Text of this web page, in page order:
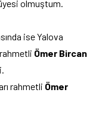
olmuştum.
ise Yalova
rahmetli Ömer Bircan
rahmetli Ömer